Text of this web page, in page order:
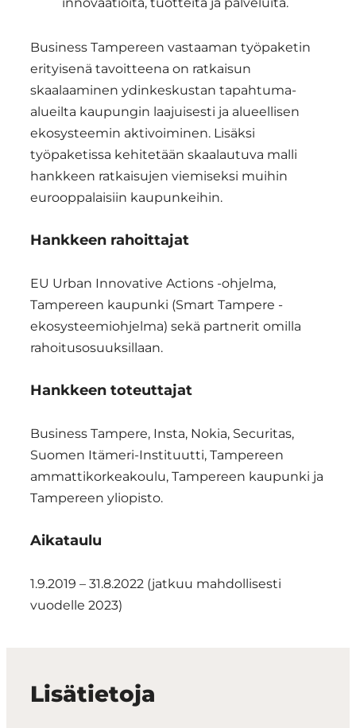
Business Tampereen vastaaman työpaketin
erityisenä tavoitteena on ratkaisun
skaalaaminen ydinkeskustan tapahtuma-
alueilta kaupungin laajuisesti ja alueellisen
ekosysteemin aktivoiminen. Lisäksi
työpaketissa kehitetään skaalautuva malli
hankkeen ratkaisujen viemiseksi muihin
eurooppalaisiin kaupunkeihin.
Hankkeen rahoittajat
EU Urban Innovative Actions -ohjelma,
Tampereen kaupunki (Smart Tampere -
ekosysteemiohjelma) sekä partnerit omilla
rahoitusosuuksillaan.
Hankkeen toteuttajat
Business Tampere, Insta, Nokia, Securitas,
Suomen Itämeri-Instituutti, Tampereen
ammattikorkeakoulu, Tampereen kaupunki ja
Tampereen yliopisto.
Aikataulu
1.9.2019 – 31.8.2022 (jatkuu mahdollisesti
vuodelle 2023)
Lisätietoja